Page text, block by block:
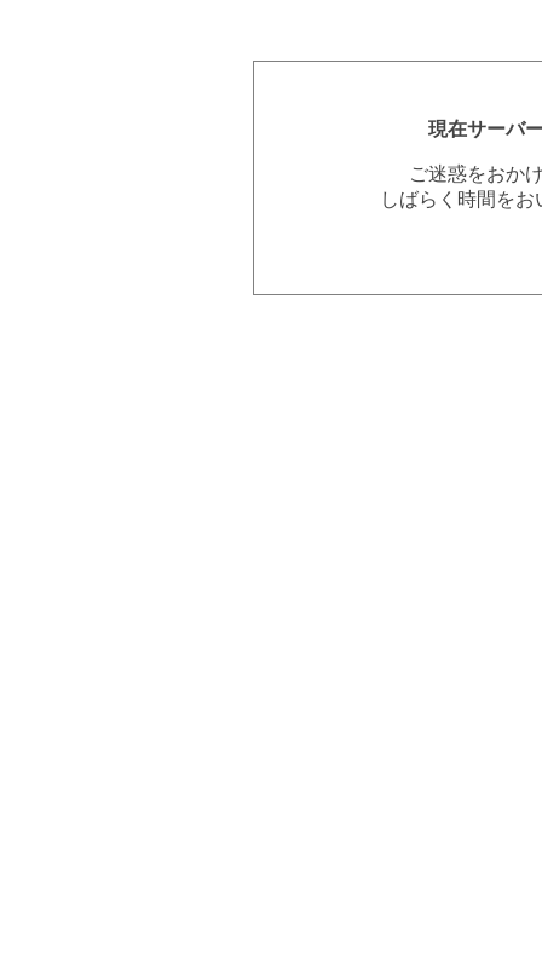
現在サーバ
ご迷惑をおか
しばらく時間を